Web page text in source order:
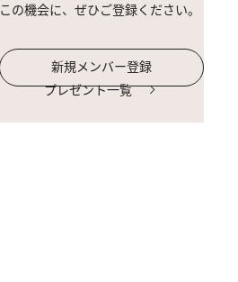
この機会に、ぜひご登録ください。
新規メンバー登録
プレゼント一覧